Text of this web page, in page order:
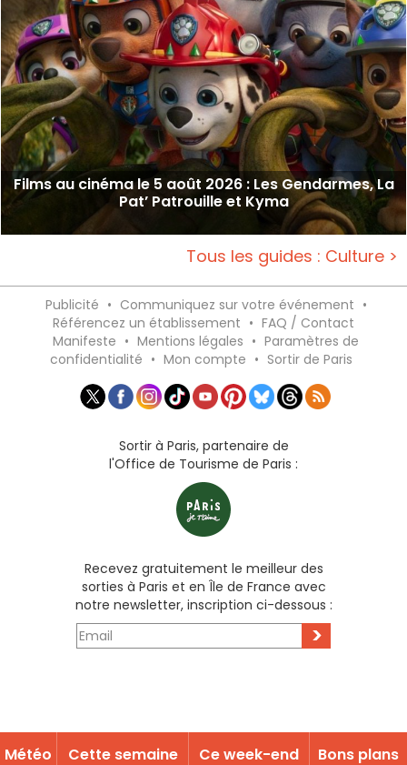
Films au cinéma le 5 août 2026 : Les Gendarmes, La
Pat’ Patrouille et Kyma
Tous les guides : Culture >
Publicité • Communiquez sur votre événement •
Référencez un établissement • FAQ / Contact
Manifeste • Mentions légales • Paramètres de
confidentialité • Mon compte • Sortir de Paris
Sortir à Paris, partenaire de
l'Office de Tourisme de Paris :
Recevez gratuitement le meilleur des
sorties à Paris et en Île de France avec
notre newsletter, inscription ci-dessous :
>
Météo Cette semaine Ce week-end Bons plans